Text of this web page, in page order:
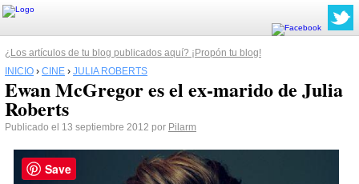
¿Los artículos de tu blog publicados aquí? ¡Propón tu blog!
INICIO › CINE › JULIA ROBERTS
Ewan McGregor es el ex-marido de Julia
Roberts
Publicado el 13 septiembre 2012 por Pilarm
Save